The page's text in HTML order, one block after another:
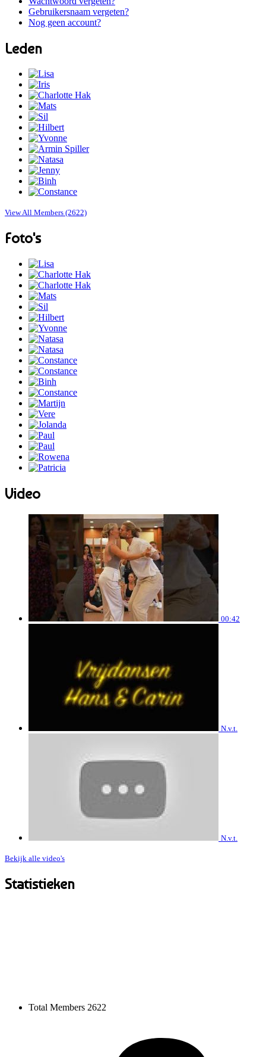
Gebruikersnaam vergeten?
Nog geen account?
Leden
View All Members (2622)
Foto's
Video
00:42
N.v.t.
N.v.t.
Bekijk alle video's
Statistieken
Total Members 2622